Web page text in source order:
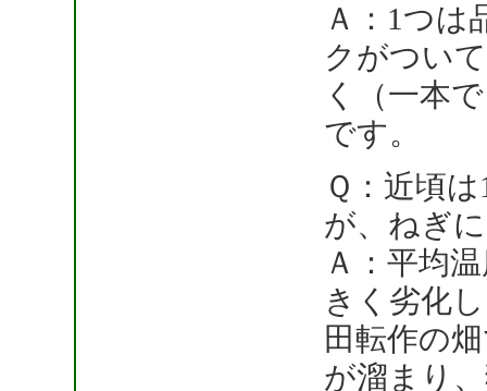
Ａ：1つは
クがつい
く（一本
です。
Ｑ：近頃
が、ねぎ
Ａ：平均
きく劣化
田転作の
が溜まり